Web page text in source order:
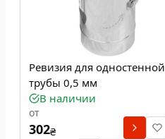
Ревизия для одностенной
трубы 0,5 мм
В наличии
от
302₴